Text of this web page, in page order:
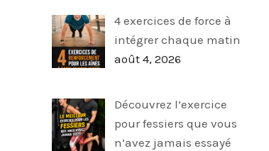
4 exercices de force à
intégrer chaque matin
août 4, 2026
Découvrez l’exercice
pour fessiers que vous
n’avez jamais essayé